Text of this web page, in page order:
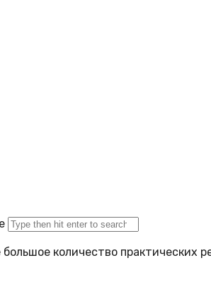
количество практических